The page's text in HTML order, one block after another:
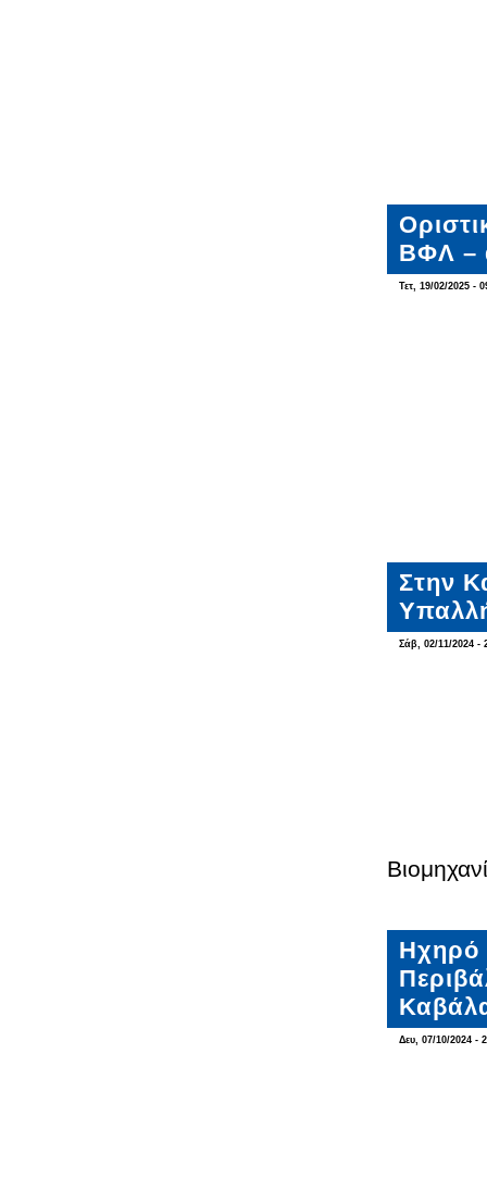
ΒΦΛ –
Τετ, 19/02/2025 -
Στην
Σάβ, 02/11/2024 -
Ηχηρό
Δευ, 07/10/2024 -